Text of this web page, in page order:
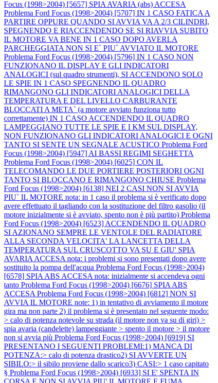
Focus (1998>2004) [5657] SPIA AVARIA (abs) ACCESA
Problema Ford Focus (1998>2004) [5707] IN 1 CASO FATICA A
PARTIRE OPPURE QUANDO SI AVVIA VA A 2/3 CILINDRI,
SPEGNENDO E RIACCENDENDO SE SI RIAVVIA SUBITO
IL MOTORE VA BENE IN 1 CASO DOPO AVERLA
PARCHEGGIATA NON SI E` PIU` AVVIATO IL MOTORE
Problema Ford Focus (1998>2004) [5796] IN 1 CASO NON
FUNZIONANO IL DISPLAY E GLI INDICATORI
ANALOGICI (sul quadro strumenti), SI ACCENDONO SOLO
LE SPIE IN 1 CASO SPEGNENDO IL QUADRO
RIMANGONO GLI INDICATORI ANALOGICI DELLA
TEMPERATURA E DEL LIVELLO CARBURANTE
BLOCCATI A META` (a motore avviato funziona tutto
correttamente) IN 1 CASO ACCENDENDO IL QUADRO
LAMPEGGIANO TUTTE LE SPIE E I KM SUL DISPLAY,
NON FUNZIONANO GLI INDICATORI ANALOGICI E OGNI
TANTO SI SENTE UN SEGNALE ACUSTICO Problema Ford
Focus (1998>2004) [5947] AI BASSI REGIMI SEGHETTA
Problema Ford Focus (1998>2004) [6025] CON IL
TELECOMANDO LE DUE PORTIERE POSTERIORI OGNI
TANTO SI BLOCCANO E RIMANGONO CHIUSE Problema
Ford Focus (1998>2004) [6138] NEI 2 CASI NON SI AVVIA
PIU` IL MOTORE nota: in 1 caso il problema si è verificato dopo
avere effettuato il tagliando con la sostituzione del filtro gasolio (il
motore inizialmente si è avviato, spento non è più partito) Problema
Ford Focus (1998>2004) [6523] ACCENDENDO IL QUADRO
SI AZIONANO SEMPRE LE VENTOLE DEL RADIATORE
ALLA SECONDA VELOCITA' LA LANCETTA DELLA
TEMPERATURA SUL CRUSCOTTO VA SU E GIU' SPIA
AVARIA ACCESA nota: i problemi si sono presentati dopo avere
sostituito la pompa dell'acqua Problema Ford Focus (1998>2004)
[6578] SPIA ABS ACCESA nota: inizialmente si accendeva ogni
tanto Problema Ford Focus (1998>2004) [6676] SPIA ABS
ACCESA Problema Ford Focus (1998>2004) [6812] NON SI
AVVIA IL MOTORE note: 1) in tentativo di avviamento il motore
gira ma non parte 2) il problema si è presentato nel seguente modo:
> calo di potenza notevole su strada (il motore non va su di giri) >
spia avaria (candelette) lampeggiante > spento il motore > il motore
non si avvia più Problema Ford Focus (1998>2004) [6919] SI
PRESENTANO I SEGUENTI PROBLEMI:1) MANCA DI
POTENZA:> calo di potenza drastico2) SI AVVERTE UN
SIBILO:> il sibilo proviene dallo scarico3) CASI:> 1 caso capitato
§ Problema Ford Focus (1998>2004) [6933] SI E' SPENTA IN
CORSA E NON SI AVVIA PIU' IL MOTORE E FUMA